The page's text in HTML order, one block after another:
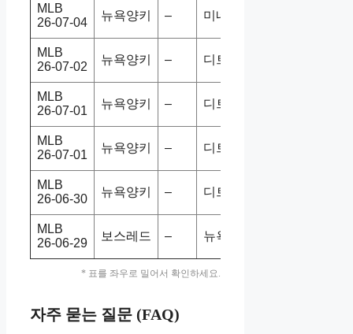
MLB
26-07-04
뉴욕양키 – 미네트윈
MLB
26-07-02
뉴욕양키 – 디트타이
MLB
26-07-01
뉴욕양키 – 디트타이
MLB
26-07-01
뉴욕양키 – 디트타이
MLB
26-06-30
뉴욕양키 – 디트타이
MLB
26-06-29
보스레드 – 뉴욕양키
* 표를 좌우로 밀어서 확인하세요.
자주 묻는 질문 (FAQ)